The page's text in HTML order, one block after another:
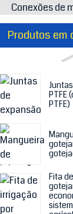
Conexões de
Produtos em
PTFE
PTFE)
Fita